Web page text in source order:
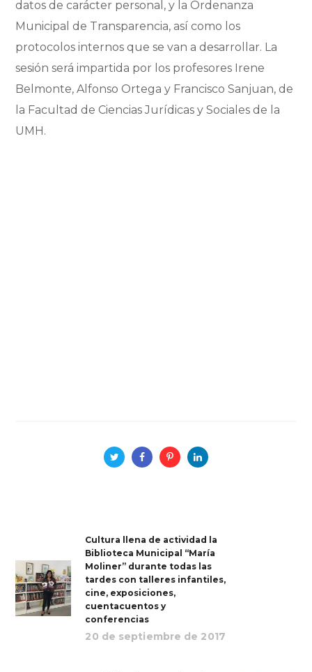
datos de carácter personal, y la Ordenanza
Municipal de Transparencia, así como los
protocolos internos que se van a desarrollar. La
sesión será impartida por los profesores Irene
Belmonte, Alfonso Ortega y Francisco Sanjuan, de
la Facultad de Ciencias Jurídicas y Sociales de la
UMH.
Cultura llena de actividad la
Biblioteca Municipal “María
Moliner” durante todas las
tardes con talleres infantiles,
cine, exposiciones,
cuentacuentos y
conferencias
20 de septiembre de 2017